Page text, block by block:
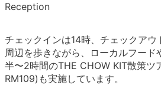
Reception
チェックインは14時、チェックアウ
周辺を歩きながら、ローカルフード
半〜2時間のTHE CHOW KIT散策ツ
RM109)も実施しています。